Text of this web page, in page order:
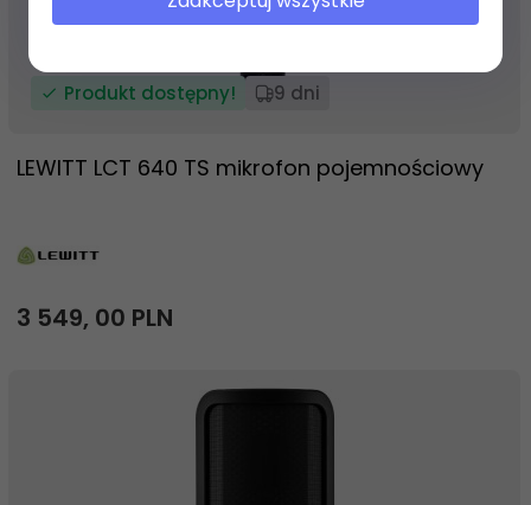
Produkt dostępny! 9 dni
LEWITT LCT 640 TS mikrofon pojemnościowy
3 549, 00 PLN